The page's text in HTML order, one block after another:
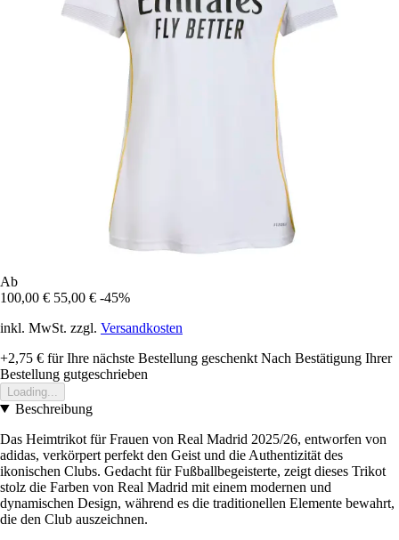
Ab
100,00 € 55,00 € -45%
inkl. MwSt. zzgl. Versandkosten
+2,75 € für Ihre nächste Bestellung geschenkt Nach Bestätigung Ihrer
Bestellung gutgeschrieben
Loading...
Beschreibung
Das Heimtrikot für Frauen von Real Madrid 2025/26, entworfen von
adidas, verkörpert perfekt den Geist und die Authentizität des
ikonischen Clubs. Gedacht für Fußballbegeisterte, zeigt dieses Trikot
stolz die Farben von Real Madrid mit einem modernen und
dynamischen Design, während es die traditionellen Elemente bewahrt,
die den Club auszeichnen.